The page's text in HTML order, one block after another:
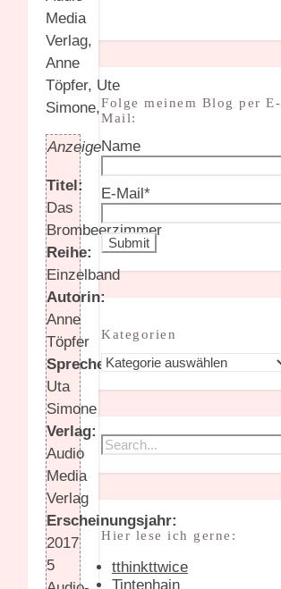
Anzeige
Titel:
Das
Brombeerzimmer
Reihe:
Einzelband
Autorin:
Anne
Töpfer
Sprecherin:
Uta
Simone
Verlag:
Audio
Media
Verlag
Erscheinungsjahr:
2017
5
Folge meinem Blog per E-
Mail:
Name
E-Mail*
Kategorien
Kategorien
Hier lese ich gerne:
tthinkttwice
Tintenhain